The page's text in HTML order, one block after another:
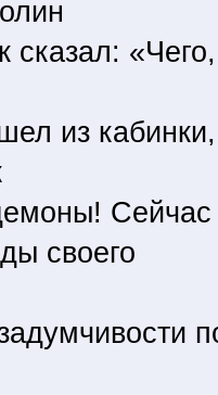
сказал:
из
своего